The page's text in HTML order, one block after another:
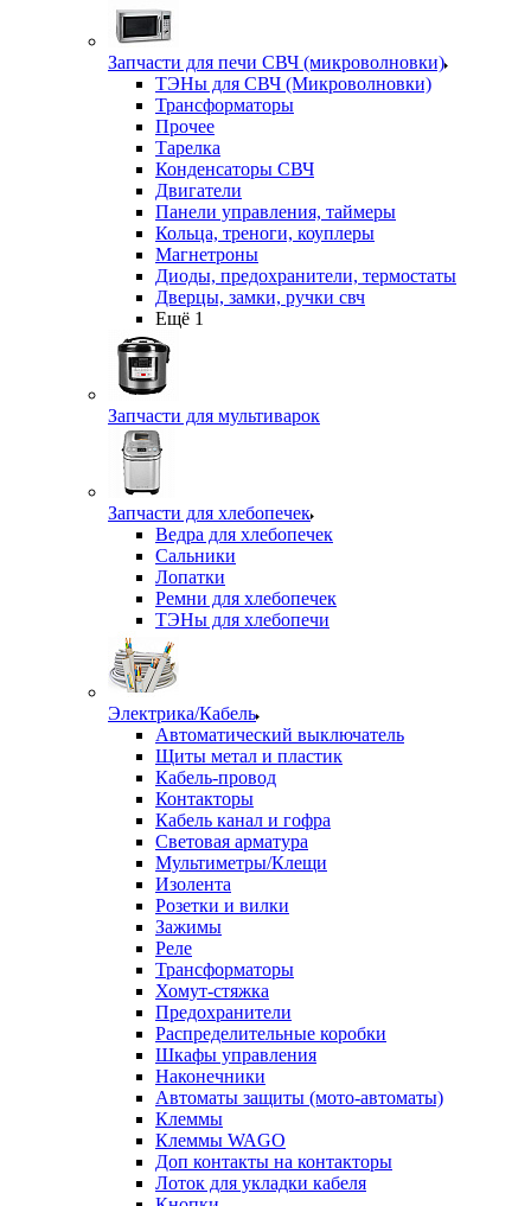
Запчасти для печи СВЧ (микроволновки)
ТЭНы для СВЧ (Микроволновки)
Трансформаторы
Прочее
Тарелка
Конденсаторы СВЧ
Двигатели
Панели управления, таймеры
Кольца, треноги, коуплеры
Магнетроны
Диоды, предохранители, термостаты
Дверцы, замки, ручки свч
Ещё 1
Запчасти для мультиварок
Запчасти для хлебопечек
Ведра для хлебопечек
Сальники
Лопатки
Ремни для хлебопечек
ТЭНы для хлебопечи
Электрика/Кабель
Автоматический выключатель
Щиты метал и пластик
Кабель-провод
Контакторы
Кабель канал и гофра
Световая арматура
Мультиметры/Клещи
Изолента
Розетки и вилки
Зажимы
Реле
Трансформаторы
Хомут-стяжка
Предохранители
Распределительные коробки
Шкафы управления
Наконечники
Автоматы защиты (мото-автоматы)
Клеммы
Клеммы WAGO
Доп контакты на контакторы
Лоток для укладки кабеля